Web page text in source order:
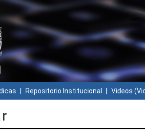
Repositorio Institucional Videos